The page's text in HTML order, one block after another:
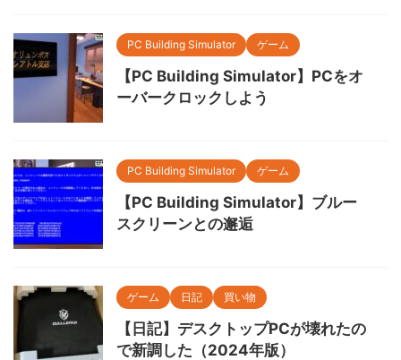
PC Building Simulator ゲーム
【PC Building Simulator】PCをオ
ーバークロックしよう
PC Building Simulator ゲーム
【PC Building Simulator】ブルー
スクリーンとの邂逅
ゲーム 日記 買い物
【日記】デスクトップPCが壊れたの
で新調した（2024年版）